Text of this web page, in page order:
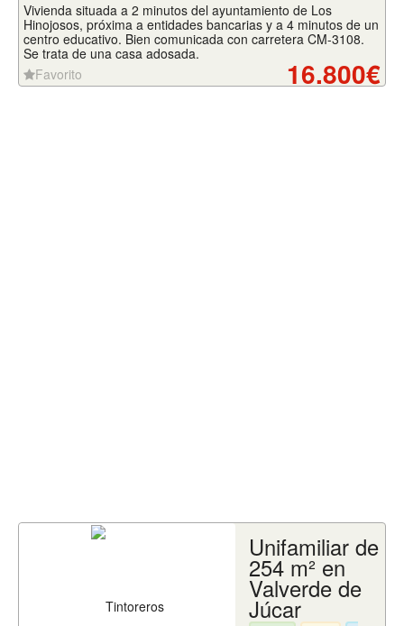
Vivienda situada a 2 minutos del ayuntamiento de Los
Hinojosos, próxima a entidades bancarias y a 4 minutos de un
centro educativo. Bien comunicada con carretera CM-3108.
Se trata de una casa adosada.
Favorito
16.800€
Unifamiliar de
254 m² en
Valverde de
Júcar